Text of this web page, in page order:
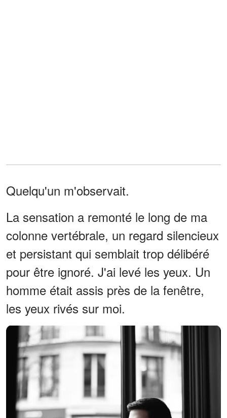
Quelqu'un m'observait.
La sensation a remonté le long de ma
colonne vertébrale, un regard silencieux
et persistant qui semblait trop délibéré
pour être ignoré. J'ai levé les yeux. Un
homme était assis près de la fenêtre,
les yeux rivés sur moi.